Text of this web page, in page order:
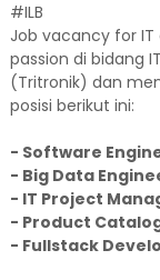
#ILB
Job vacancy for
passion di bidang
(Tritronik) dan
posisi berikut ini:
- Software
- Big Data
- IT Project
- Product
- Fullstack